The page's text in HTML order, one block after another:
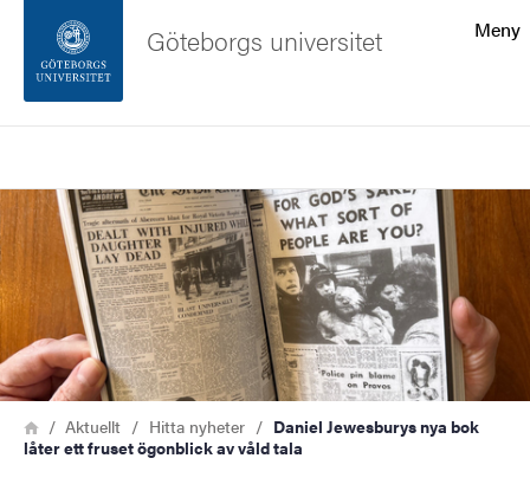
Sidfoten
Om webbplatsen
Meny
Göteborgs universitet
Bild
Länkstig
HemAktuellt Hitta nyheter
Daniel Jewesburys nya bok
låter ett fruset ögonblick av våld tala